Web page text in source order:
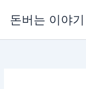
로
돈버는 이야기